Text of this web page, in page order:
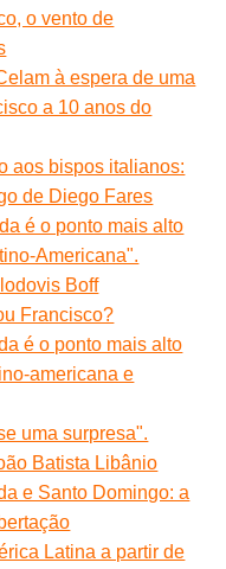
o vento de
à espera de uma
a 10 anos do
aos bispos italianos:
de Diego Fares
é o ponto mais alto
Americana".
Boff
Francisco?
é o ponto mais alto
americana e
uma surpresa".
Batista Libânio
e Santo Domingo: a
Latina a partir de